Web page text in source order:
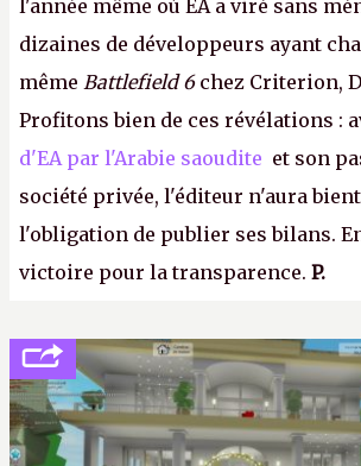
l'année même où EA a viré sans
dizaines de développeurs ayant
même Battlefield 6chez Criterion,
Profitons bien de ces révélations :
d'EA par l'Arabie saoudite et son
société privée, l'éditeur n'aura
l'obligation de publier ses bilans.
victoire pour la transparence. P.